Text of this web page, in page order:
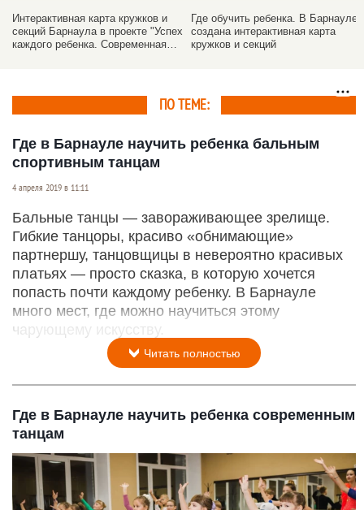
Интерактивная карта кружков и
секций Барнаула в проекте "Успех
каждого ребенка. Современная
Где обучить ребенка. В Барнауле
создана интерактивная карта
кружков и секций
ПО ТЕМЕ:
Где в Барнауле научить ребенка бальным
спортивным танцам
4 апреля 2019 в 11:11
Бальные танцы — завораживающее зрелище.
Гибкие танцоры, красиво «обнимающие»
партнершу, танцовщицы в невероятно красивых
платьях — просто сказка, в которую хочется
попасть почти каждому ребенку. В Барнауле
много мест, где можно научиться этому
чарующему искусству.
Читать полностью
Где в Барнауле научить ребенка современным
танцам